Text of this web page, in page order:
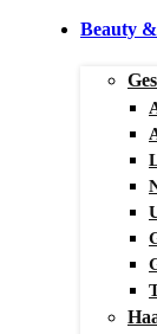
Beauty